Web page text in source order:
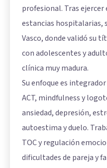
profesional. Tras
estancias hospitalarias,
Vasco, donde validó su
con adolescentes y
clínica muy madura.
Su enfoque es
ACT, mindfulness y
ansiedad, depresión,
autoestima y duelo.
TOC y regulación
dificultades de pareja y